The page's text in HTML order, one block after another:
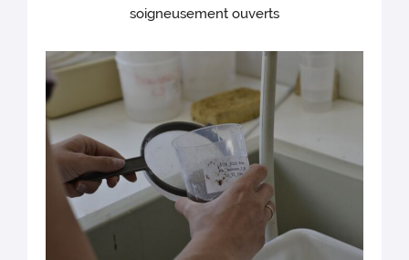
soigneusement ouverts